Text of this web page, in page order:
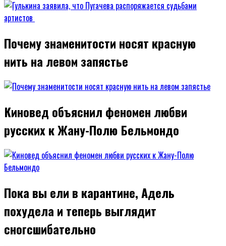
Почему знаменитости носят красную
нить на левом запястье
Киновед объяснил феномен любви
русских к Жану-Полю Бельмондо
Пока вы ели в карантине, Адель
похудела и теперь выглядит
сногсшибательно